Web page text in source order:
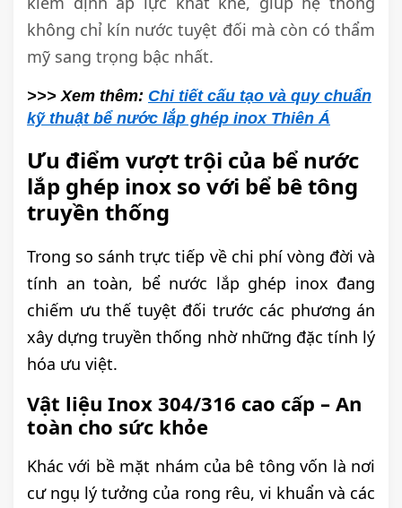
không chỉ kín nước tuyệt đối mà còn có thẩm
mỹ sang trọng bậc nhất.
>>> Xem thêm: Chi tiết cấu tạo và quy chuẩn
kỹ thuật bể nước lắp ghép inox Thiên Á
Ưu điểm vượt trội của bể nước
lắp ghép inox so với bể bê tông
truyền thống
Trong so sánh trực tiếp về chi phí vòng đời và
tính an toàn, bể nước lắp ghép inox đang
chiếm ưu thế tuyệt đối trước các phương án
xây dựng truyền thống nhờ những đặc tính lý
hóa ưu việt.
Vật liệu Inox 304/316 cao cấp – An
toàn cho sức khỏe
Khác với bề mặt nhám của bê tông vốn là nơi
cư ngụ lý tưởng của rong rêu, vi khuẩn và các